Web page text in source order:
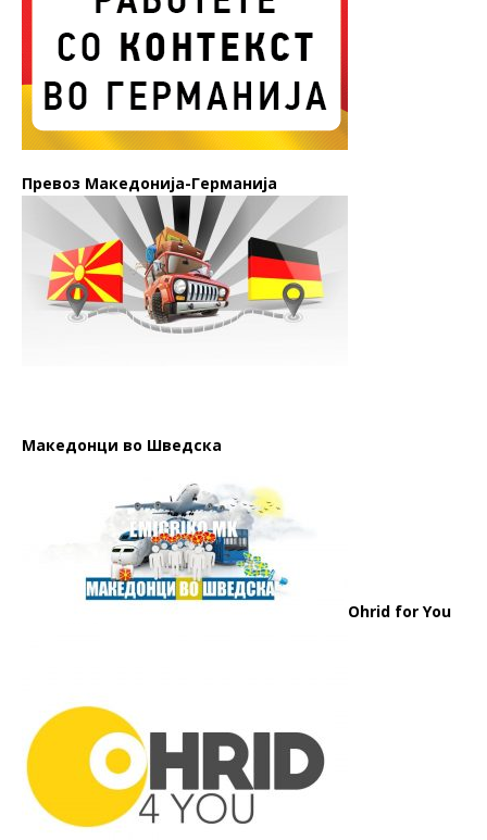
Превоз Македонија-Германија
Македонци во Шведска
Ohrid for You